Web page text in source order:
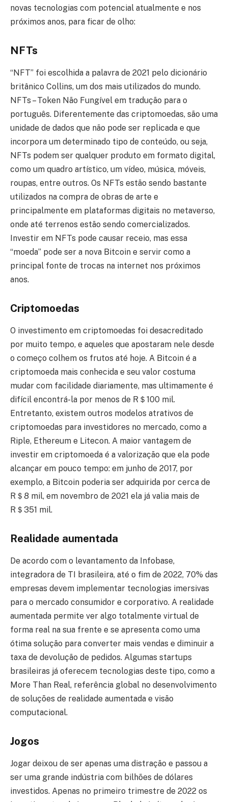
novas tecnologias com potencial atualmente e nos
próximos anos, para ficar de olho:
NFTs
“NFT” foi escolhida a palavra de 2021 pelo dicionário
britânico Collins, um dos mais utilizados do mundo.
NFTs – Token Não Fungível em tradução para o
português. Diferentemente das criptomoedas, são uma
unidade de dados que não pode ser replicada e que
incorpora um determinado tipo de conteúdo, ou seja,
NFTs podem ser qualquer produto em formato digital,
como um quadro artístico, um vídeo, música, móveis,
roupas, entre outros. Os NFTs estão sendo bastante
utilizados na compra de obras de arte e
principalmente em plataformas digitais no metaverso,
onde até terrenos estão sendo comercializados.
Investir em NFTs pode causar receio, mas essa
“moeda” pode ser a nova Bitcoin e servir como a
principal fonte de trocas na internet nos próximos
anos.
Criptomoedas
O investimento em criptomoedas foi desacreditado
por muito tempo, e aqueles que apostaram nele desde
o começo colhem os frutos até hoje. A Bitcoin é a
criptomoeda mais conhecida e seu valor costuma
mudar com facilidade diariamente, mas ultimamente é
difícil encontrá-la por menos de R＄100 mil.
Entretanto, existem outros modelos atrativos de
criptomoedas para investidores no mercado, como a
Riple, Ethereum e Litecon. A maior vantagem de
investir em criptomoeda é a valorização que ela pode
alcançar em pouco tempo: em junho de 2017, por
exemplo, a Bitcoin poderia ser adquirida por cerca de
R＄8 mil, em novembro de 2021 ela já valia mais de
R＄351 mil.
Realidade aumentada
De acordo com o levantamento da Infobase,
integradora de TI brasileira, até o fim de 2022, 70% das
empresas devem implementar tecnologias imersivas
para o mercado consumidor e corporativo. A realidade
aumentada permite ver algo totalmente virtual de
forma real na sua frente e se apresenta como uma
ótima solução para converter mais vendas e diminuir a
taxa de devolução de pedidos. Algumas startups
brasileiras já oferecem tecnologias deste tipo, como a
More Than Real, referência global no desenvolvimento
de soluções de realidade aumentada e visão
computacional.
Jogos
Jogar deixou de ser apenas uma distração e passou a
ser uma grande indústria com bilhões de dólares
investidos. Apenas no primeiro trimestre de 2022 os